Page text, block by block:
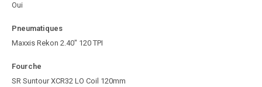
Oui
Pneumatiques
Maxxis Rekon 2.40″ 120 TPI
Fourche
SR Suntour XCR32 LO Coil 120mm